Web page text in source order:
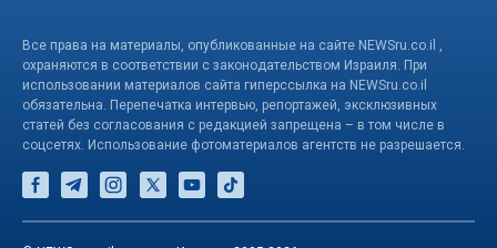
Все права на материалы, опубликованные на сайте NEWSru.co.il ,
охраняются в соответствии с законодательством Израиля. При
использовании материалов сайта гиперссылка на NEWSru.co.il
обязательна. Перепечатка интервью, репортажей, эксклюзивных
статей без согласования с редакцией запрещена – в том числе в
соцсетях. Использование фотоматериалов агентств не разрешается.